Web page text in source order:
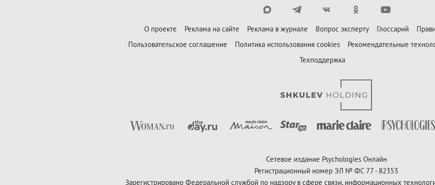
О проекте Реклама на сайте Реклама в журнале Вопрос эксперту Глоссарий
Пользовательское соглашение
Политика использования cookies
Рекомендательные
Техподдержка
Сетевое издание Psychologies Онлайн
Регистрационный номер ЭЛ № ФС 77 - 82353
Зарегистрировано Федеральной службой по надзору в сфере связи, информационных